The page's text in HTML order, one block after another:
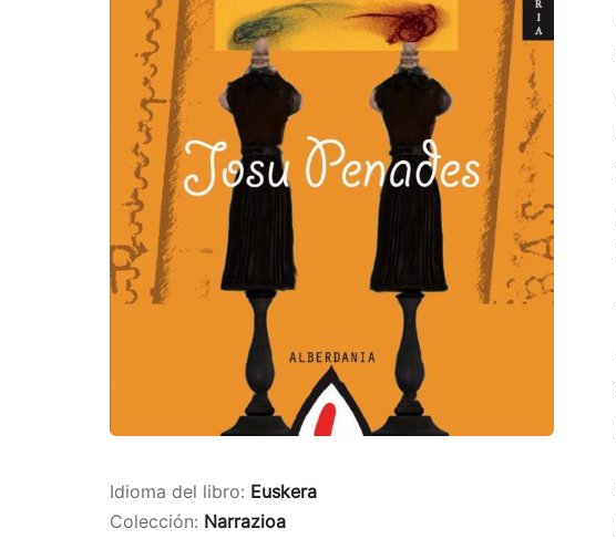
Idioma del libro: Euskera
Colección: Narrazioa